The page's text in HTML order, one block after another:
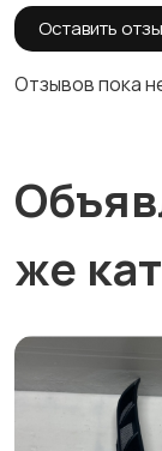
Оставить
Отзывов пока
же